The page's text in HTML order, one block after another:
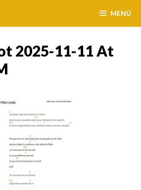
MENÚ
2025-11-11 At